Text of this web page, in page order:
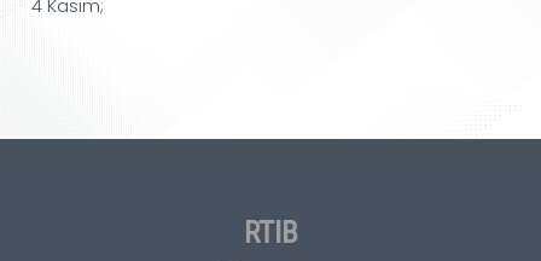
4 Kasım;
RTIB